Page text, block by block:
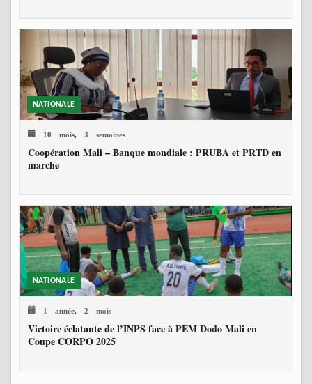
NATIONALE
10 mois, 3 semaines
Coopération Mali – Banque mondiale : PRUBA et PRTD en
marche
NATIONALE
1 année, 2 mois
Victoire éclatante de l’INPS face à PEM Dodo Mali en
Coupe CORPO 2025